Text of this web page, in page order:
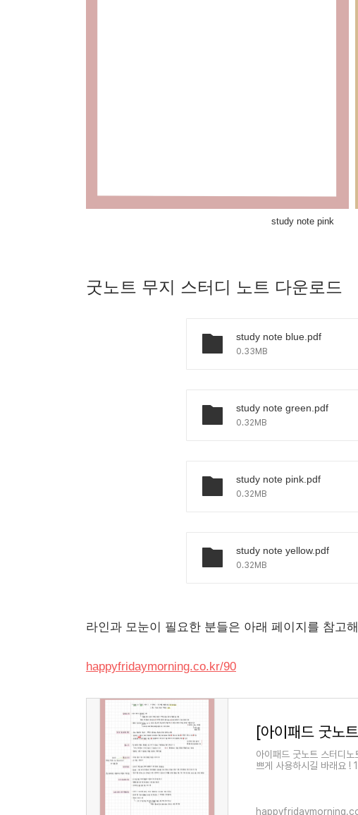
study note pink
굿노트 무지 스터디 노트 다운로드
study note blue.pdf
0.33MB
study note green.pdf
0.32MB
study note pink.pdf
0.32MB
study note yellow.pdf
0.32MB
라인과 모눈이 필요한 분들은 아래 페이지를 참고
happyfridaymorning.co.kr/90
아이패드 굿노트 스터디
쁘게 사용하시길 바래요 !